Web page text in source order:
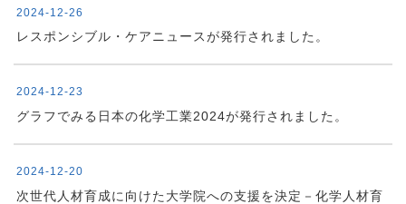
2024-12-26
レスポンシブル・ケアニュースが発行されました。
2024-12-23
グラフでみる日本の化学工業2024が発行されました。
2024-12-20
次世代人材育成に向けた大学院への支援を決定－化学人材育